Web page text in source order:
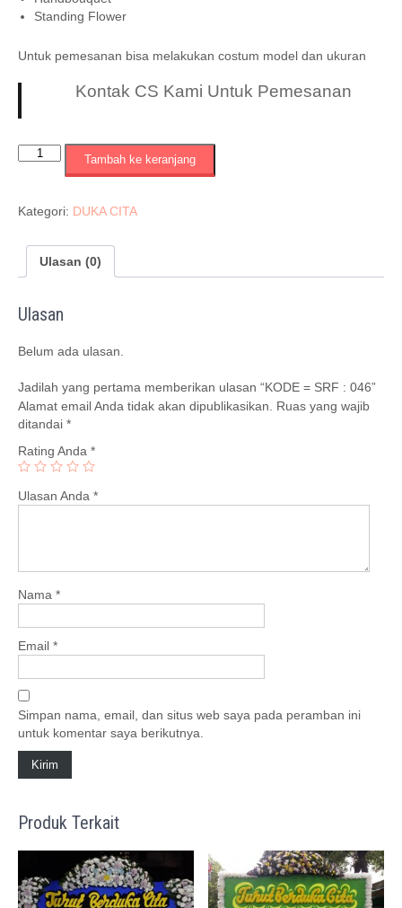
Standing Flower
Untuk pemesanan bisa melakukan costum model dan ukuran
Kontak CS Kami Untuk Pemesanan
Kuantitas
SRF
046
Tambah ke keranjang
Kategori: DUKA CITA
Ulasan (0)
Ulasan
Belum ada ulasan.
Jadilah yang pertama memberikan ulasan “KODE = SRF : 046”
Alamat email Anda tidak akan dipublikasikan. Ruas yang wajib
ditandai *
Rating Anda *
Ulasan Anda *
Nama *
Email *
Simpan nama, email, dan situs web saya pada peramban ini
untuk komentar saya berikutnya.
Produk Terkait